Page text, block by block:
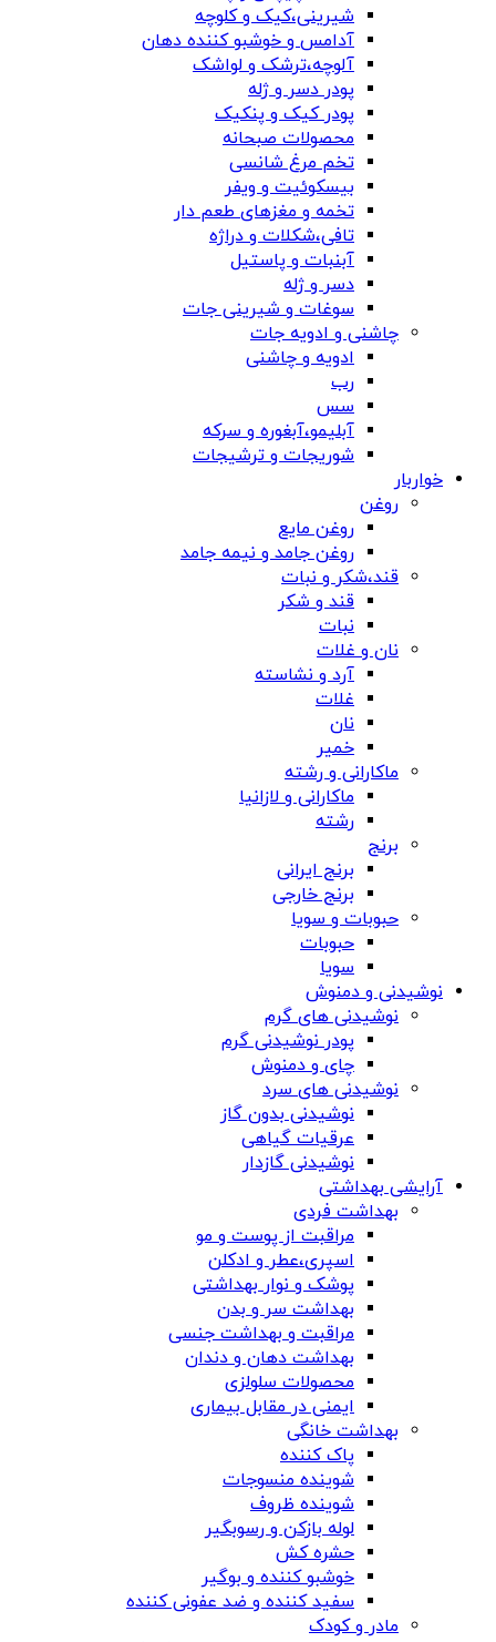
شیرینی،کیک و کلوچه
آدامس و خوشبو کننده دهان
آلوچه،ترشک و لواشک
پودر دسر و ژله
پودر کیک و پنکیک
محصولات صبحانه
تخم مرغ شانسی
بیسکوئیت و ویفر
تخمه و مغزهای طعم دار
تافی،شکلات و دراژه
آبنبات و پاستیل
دسر و ژله
سوغات و شیرینی جات
چاشنی و ادویه جات
ادویه و چاشنی
رب
سس
آبلیمو،آبغوره و سرکه
شوریجات و ترشیجات
خواربار
روغن
روغن مایع
روغن جامد و نیمه جامد
قند،شکر و نبات
قند و شکر
نبات
نان و غلات
آرد و نشاسته
غلات
نان
خمیر
ماکارانی و رشته
ماکارانی و لازانیا
رشته
برنج
برنج ایرانی
برنج خارجی
حبوبات و سویا
حبوبات
سویا
نوشیدنی و دمنوش
نوشیدنی های گرم
پودر نوشیدنی گرم
چای و دمنوش
نوشیدنی های سرد
نوشیدنی بدون گاز
عرقیات گیاهی
نوشیدنی گازدار
آرایشی بهداشتی
بهداشت فردی
مراقبت از پوست و مو
اسپری،عطر و ادکلن
پوشک و نوار بهداشتی
بهداشت سر و بدن
مراقبت و بهداشت جنسی
بهداشت دهان و دندان
محصولات سلولزی
ایمنی در مقابل بیماری
بهداشت خانگی
پاک کننده
شوینده منسوجات
شوینده ظروف
لوله بازکن و رسوبگیر
حشره کش
خوشبو کننده و بوگیر
سفید کننده و ضد عفونی کننده
مادر و کودک